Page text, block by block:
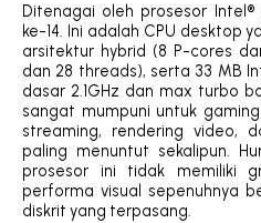
Ditenagai oleh prosesor
ke-14. Ini adalah CPU desktop
arsitektur hybrid (8 P-cores
dan 28 threads), serta 33 MB
dasar 2.1GHz dan max turbo
sangat mumpuni untuk
streaming, rendering video,
paling menuntut sekalipun.
prosesor ini tidak memiliki
performa visual sepenuhnya
diskrit yang terpasang.